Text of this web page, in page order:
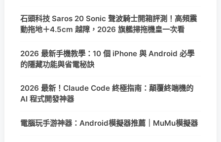
石頭科技 Saros 20 Sonic 聲波騎士開箱評測！高頻震
動拖地＋4.5cm 越障，2026 旗艦掃拖機皇一次看
2026 最新手機教學：10 個 iPhone 與 Android 必學
的隱藏功能與省電秘訣
2026 最新！Claude Code 終極指南：顛覆終端機的
AI 程式開發神器
電腦玩手游神器：Android模擬器推薦｜MuMu模擬器